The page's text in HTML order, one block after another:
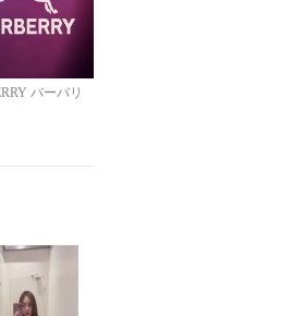
バーバリ